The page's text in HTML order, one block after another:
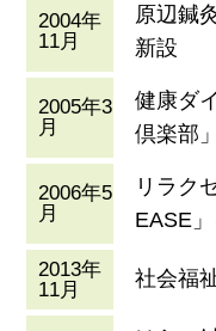
2004年
11月
原辺鍼
新設
2005年3
月
健康ダ
倶楽部
2006年5
月
リラク
EASE
2013年
11月
社会福